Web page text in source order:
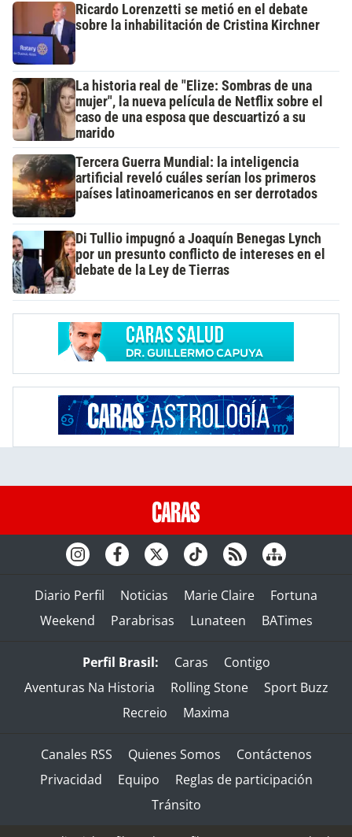
Ricardo Lorenzetti se metió en el debate
sobre la inhabilitación de Cristina Kirchner
La historia real de "Elize: Sombras de una
mujer", la nueva película de Netflix sobre el
caso de una esposa que descuartizó a su
marido
Tercera Guerra Mundial: la inteligencia
artificial reveló cuáles serían los primeros
países latinoamericanos en ser derrotados
Di Tullio impugnó a Joaquín Benegas Lynch
por un presunto conflicto de intereses en el
debate de la Ley de Tierras
Diario Perfil Noticias Marie Claire
Fortuna
Weekend
Parabrisas Lunateen BATimes
Perfil Brasil: Caras
Contigo
Aventuras Na Historia
Rolling Stone
Sport Buzz
Recreio
Maxima
Canales RSS Quienes Somos
Contáctenos
Privacidad
Equipo
Reglas de participación
Tránsito